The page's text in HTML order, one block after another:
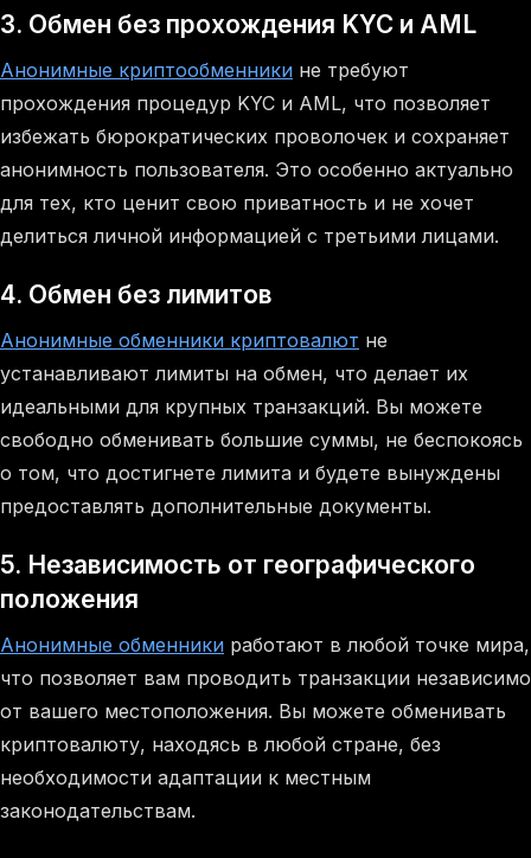
3. Обмен без прохождения KYC и AML
Анонимные криптообменники не требуют
прохождения процедур KYC и AML, что позволяет
избежать бюрократических проволочек и сохраняет
анонимность пользователя. Это особенно актуально
для тех, кто ценит свою приватность и не хочет
делиться личной информацией с третьими лицами.
4. Обмен без лимитов
Анонимные обменники криптовалют не
устанавливают лимиты на обмен, что делает их
идеальными для крупных транзакций. Вы можете
свободно обменивать большие суммы, не беспокоясь
о том, что достигнете лимита и будете вынуждены
предоставлять дополнительные документы.
5. Независимость от географического
положения
Анонимные обменники работают в любой точке мира,
что позволяет вам проводить транзакции независимо
от вашего местоположения. Вы можете обменивать
криптовалюту, находясь в любой стране, без
необходимости адаптации к местным
законодательствам.